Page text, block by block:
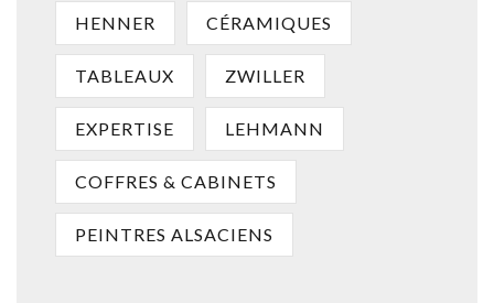
HENNER CÉRAMIQUES
TABLEAUX ZWILLER
EXPERTISE LEHMANN
COFFRES & CABINETS
PEINTRES ALSACIENS